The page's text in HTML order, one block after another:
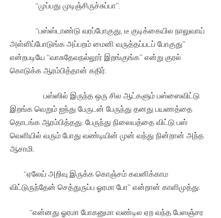
“முப்பது முடிஞ்சிருச்சுப்பா”.
“பஸ்ஸ்டாண்டு வரப்போகுது, டீ குடிக்கையில நாலுவாய்
அள்ளிப்போடுங்க அப்பறம் மைனி வருத்தப்படப் போகுது”
என்றபடியே “வாசுதேவநல்லூர் இறங்குங்க” என்று குரல்
கொடுக்க ஆரம்பித்தான் கதிர்.
பஸ்ஸில் இருந்த ஒரு சில ஆட்களும் பஸ்ஸைவிட்டு
இறங்க வெறும் ஐந்து பேருடன் பேருந்து தனது பயணத்தை
தொடங்க ஆரம்பித்தது. பேருந்து நிலையத்தை விட்டு பஸ்
வெளியில் வரும் போது வண்டியின் முன் வந்து நின்றான் அந்த
ஆசாமி.
“ஏலேய் அறிவு இருக்க கொஞ்சம் கவனிக்காம
விட்டுருந்தேன் செத்துருப்ப ஓரமா போ” என்றான் காளிமுத்து.
“என்னது ஓரமா போகனுமா வண்டில ஏற வந்த பேஸஞ்சர